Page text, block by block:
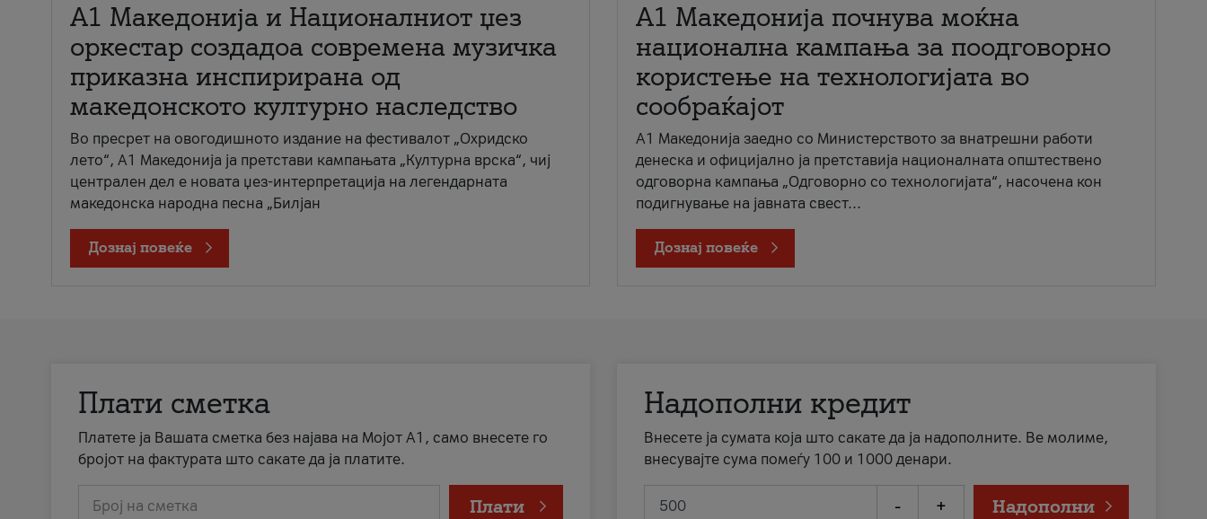
А1 Македонија и Националниот џез
оркестар создадоа современа музичка
приказна инспирирана од
македонското културно наследство
Во пресрет на овогодишното издание на фестивалот „Охридско
лето“, А1 Македонија ја претстави кампањата „Културна врска“, чиј
централен дел е новата џез-интерпретација на легендарната
македонска народна песна „Билјан
Дознај повеќе
A1 Македонија почнува моќна
национална кампања за поодговорно
користење на технологијата во
сообраќајот
A1 Македонија заедно со Министерството за внатрешни работи
денеска и официјално ја претставија националната општествено
одговорна кампања „Одговорно со технологијата“, насочена кон
подигнување на јавната свест...
Дознај повеќе
Плати сметка
Платете ја Вашата сметка без најава на Мојот А1, само внесете го
бројот на фактурата што сакате да ја платите.
Број на сметка Плати
Надополни кредит
Внесете ја сумата која што сакате да ја надополните. Ве молиме,
внесувајте сума помеѓу 100 и 1000 денари.
- + Надополни